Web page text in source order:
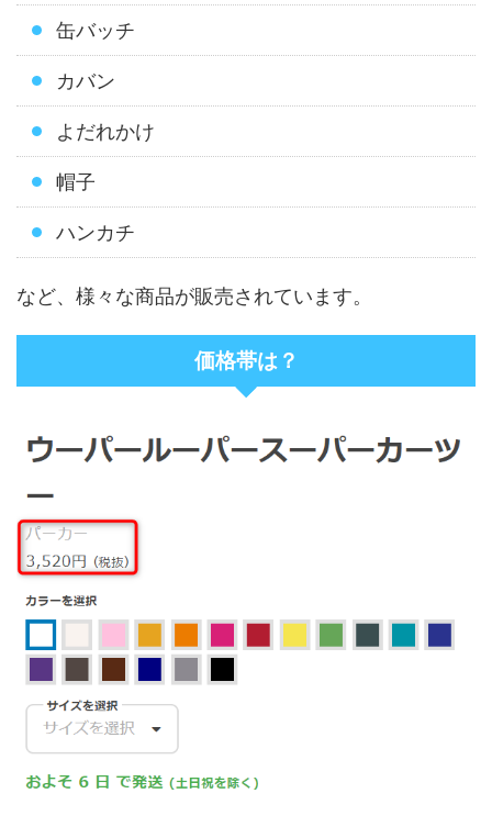
缶バッチ
カバン
よだれかけ
帽子
ハンカチ
など、様々な商品が販売されています。
価格帯は？